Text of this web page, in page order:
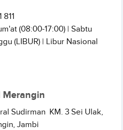
811
(08:00-17:00) | Sabtu
(LIBUR) | Libur Nasional
Merangin
Sudirman KM. 3 Sei Ulak,
Jambi